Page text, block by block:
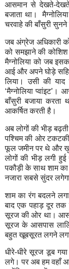
आसमान से देखते-देखते
बजाता था।
चरवाहे की बाँसुरी सुनने
जब अंग्रेज अधि‍कारी
को समझाने की कोशि‍श
मैग्‍नोलि‍या को जब
आई और अपने घोड़े
लि‍या। उसी की
‘मैग्‍नोलि‍या
बाँसुरी बजाया करता
आकर्षि‍त करती है।
अब लोगों की भीड़
पश्‍चि‍म की ओर
फूल जमीन पर थे और
लोगों की भीड़ लगी
पकौड़ी के साथ शाम
नजारा सबसे सुंदर
शाम का रंग बदलने
बाद एक पहाड़ दूर
सूरज की ओर था।
सूरज के आसपास
बहुत खूबसूरत लगने
धीरे-धीरे सूरज डूब
लगे। पर अब हम वहाँ